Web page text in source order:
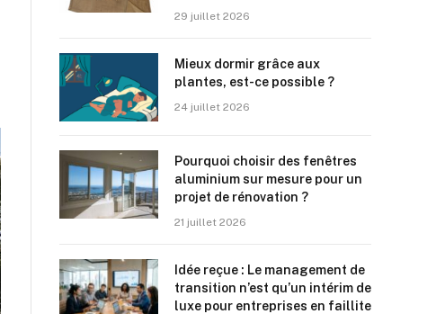
29 juillet 2026
Mieux dormir grâce aux
plantes, est-ce possible ?
24 juillet 2026
Pourquoi choisir des fenêtres
aluminium sur mesure pour un
projet de rénovation ?
21 juillet 2026
Idée reçue : Le management de
transition n’est qu’un intérim de
luxe pour entreprises en faillite